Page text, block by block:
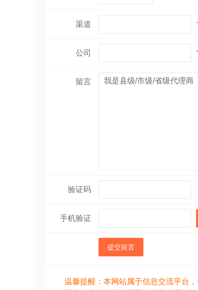
渠道 *
公司 *
留言
验证码
手机验证
提交留言
温馨提醒：本网站属于信息交流平台